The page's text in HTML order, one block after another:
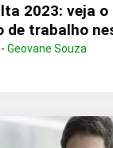
2023: veja o
de trabalho
Geovane Souza